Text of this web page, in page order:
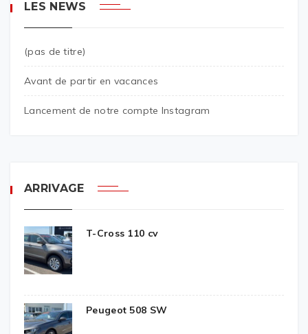
LES NEWS
(pas de titre)
Avant de partir en vacances
Lancement de notre compte Instagram
ARRIVAGE
T-Cross 110 cv
Peugeot 508 SW